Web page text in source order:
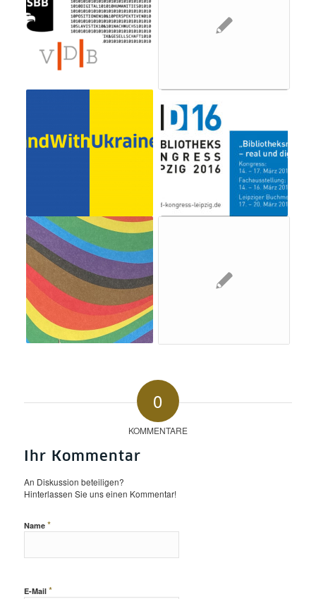
0
KOMMENTARE
Ihr Kommentar
An Diskussion beteiligen?
Hinterlassen Sie uns einen Kommentar!
Name *
E-Mail *